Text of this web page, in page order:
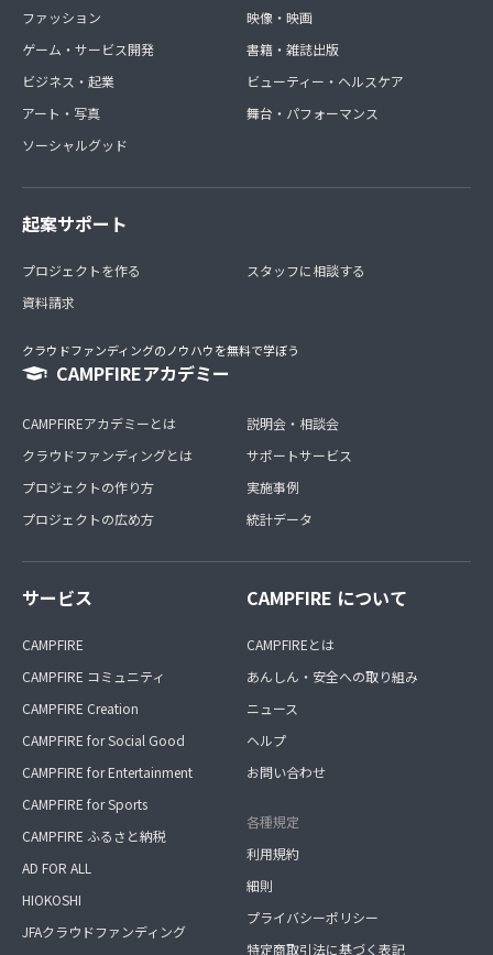
ファッション
ゲーム・サービス開発
ビジネス・起業
アート・写真
ソーシャルグッド
映像・映画
書籍・雑誌出版
ビューティー・ヘルスケア
舞台・パフォーマンス
起案サポート
プロジェクトを作る
資料請求
スタッフに相談する
クラウドファンディングのノウハウを無料で学ぼう
CAMPFIREアカデミー
CAMPFIREアカデミーとは
クラウドファンディングとは
プロジェクトの作り方
プロジェクトの広め方
説明会・相談会
サポートサービス
実施事例
統計データ
サービス
CAMPFIRE
CAMPFIRE コミュニティ
CAMPFIRE Creation
CAMPFIRE for Social Good
CAMPFIRE for Entertainment
CAMPFIRE for Sports
CAMPFIRE ふるさと納税
AD FOR ALL
HIOKOSHI
JFAクラウドファンディング
CAMPFIRE について
CAMPFIREとは
あんしん・安全への取り組み
ニュース
ヘルプ
お問い合わせ
各種規定
利用規約
細則
プライバシーポリシー
特定商取引法に基づく表記